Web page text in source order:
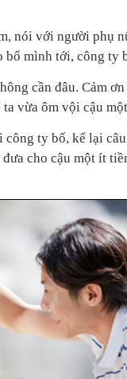
nói với người phụ
mình tới, công ty
cần đâu. Cảm
vừa ôm vội cậu
ty bố, kể lại
cho cậu một ít